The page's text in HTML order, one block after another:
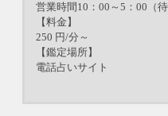
営業時間10：00～5：00（
【料金】
250 円/分～
【鑑定場所】
電話占いサイト